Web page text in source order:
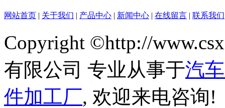
网站首页 | 关于我们 | 产品中心 | 新闻中心 | 在线留言 | 联系我们
Copyright ©http://
有限公司 专业从事于汽
件加工厂, 欢迎来电咨询!